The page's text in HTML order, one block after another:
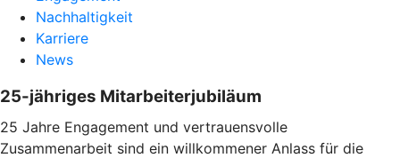
Nachhaltigkeit
Karriere
News
25-jähriges Mitarbeiterjubiläum
25 Jahre Engagement und vertrauensvolle
Zusammenarbeit sind ein willkommener Anlass für die